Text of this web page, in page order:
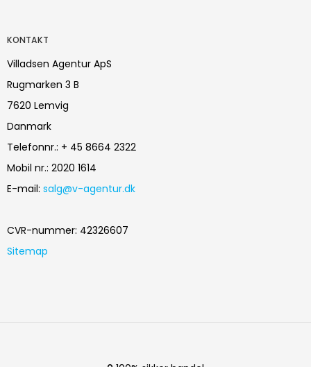
KONTAKT
Villadsen Agentur ApS
Rugmarken 3 B
7620 Lemvig
Danmark
Telefonnr.: + 45 8664 2322
Mobil nr.: 2020 1614
E-mail: salg@v-agentur.dk
CVR-nummer: 42326607
Sitemap